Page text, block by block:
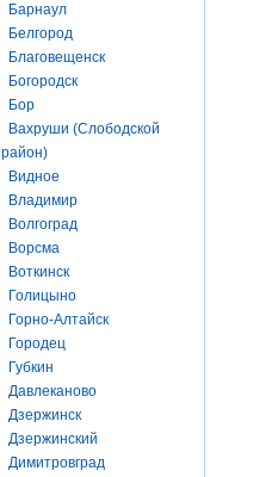
Барнаул
Белгород
Благовещенск
Богородск
Бор
Вахруши (Слободской
район)
Видное
Владимир
Волгоград
Ворсма
Воткинск
Голицыно
Горно-Алтайск
Городец
Губкин
Давлеканово
Дзержинск
Дзержинский
Димитровград